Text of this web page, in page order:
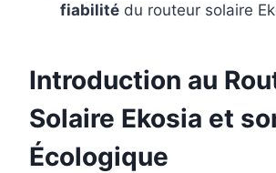
fiabilité du routeur solaire
Introduction au
Solaire Ekosia et
Écologique